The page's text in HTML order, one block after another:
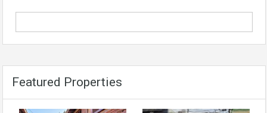
Featured Properties